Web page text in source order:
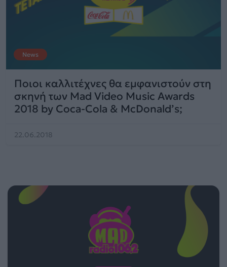
News
Ποιοι καλλιτέχνες θα εμφανιστούν στη
σκηνή των Mad Video Music Awards
2018 by Coca-Cola & McDonald’s;
22.06.2018